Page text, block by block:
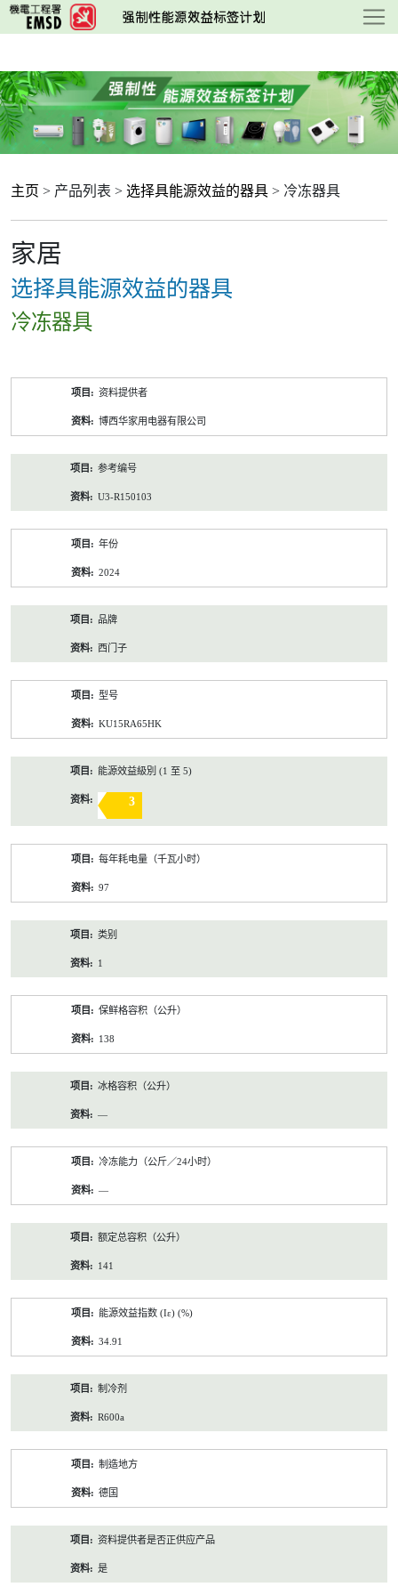
跳
至
要
内
容
主页 > 产品列表 > 选择具能源效益的器具 > 冷冻器具
家居
选择具能源效益的器具
冷冻器具
资料提供者
博西华家用电器有限公司
参考编号
U3-R150103
年份
2024
品牌
西门子
型号
KU15RA65HK
能源效益級別 (1 至 5)
3
每年耗电量（千瓦小时）
97
类别
1
保鲜格容积（公升）
138
冰格容积（公升）
—
冷冻能力（公斤／24小时）
—
额定总容积（公升）
141
能源效益指数 (Iε) (%)
34.91
制冷剂
R600a
制造地方
德国
资料提供者是否正供应产品
是